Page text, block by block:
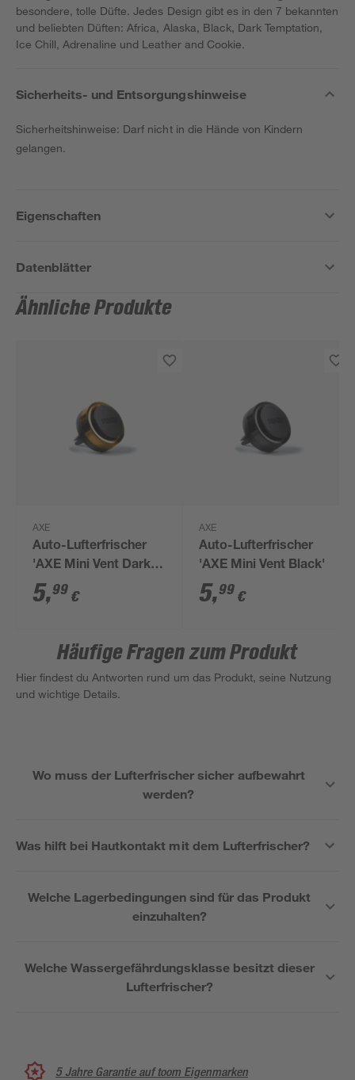
besondere, tolle Düfte. Jedes Design gibt es in den 7 bekannten
und beliebten Düften: Africa, Alaska, Black, Dark Temptation,
Ice Chill, Adrenaline und Leather and Cookie.
Sicherheits- und Entsorgungshinweise
Sicherheitshinweise: Darf nicht in die Hände von Kindern
gelangen.
Eigenschaften
Datenblätter
Ähnliche Produkte
AXE
Auto-Lufterfrischer
'AXE Mini Vent Dark
Temptation'
5,99 €
AXE
Auto-Lufterfrischer
'AXE Mini Vent Black'
5,99 €
Häufige Fragen zum Produkt
Hier findest du Antworten rund um das Produkt, seine Nutzung
und wichtige Details.
Wo muss der Lufterfrischer sicher aufbewahrt
werden?
Was hilft bei Hautkontakt mit dem Lufterfrischer?
Welche Lagerbedingungen sind für das Produkt
einzuhalten?
Welche Wassergefährdungsklasse besitzt dieser
Lufterfrischer?
5 Jahre Garantie auf toom Eigenmarken